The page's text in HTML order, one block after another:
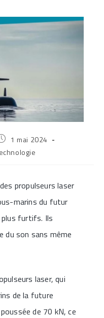
:
1 mai 2024
propulseurs laser
marins du futur
furtifs. Ils
du son sans même
laser, qui
de la future
de 70 kN, ce